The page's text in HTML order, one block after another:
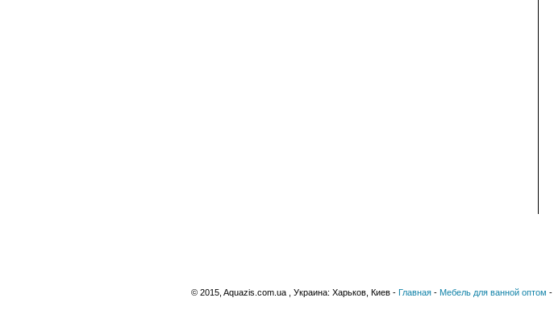
© 2015, Aquazis.com.ua , Украина: Харьков, Киев - Главная - Мебель для ванной оптом -